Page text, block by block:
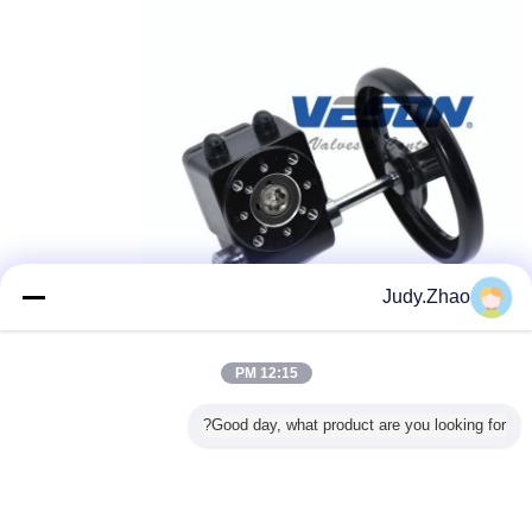
Judy.Zhao
12:15 PM
Good day, what product are you looking for?